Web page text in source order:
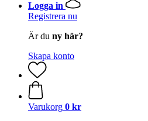
Logga in
Registrera nu
Är du ny här?
Skapa konto
Varukorg 0 kr